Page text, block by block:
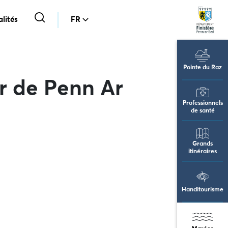
FR
Pointe du Raz
Professionnels
de santé
Grands
itinéraires
Handitourisme
de Penn Ar